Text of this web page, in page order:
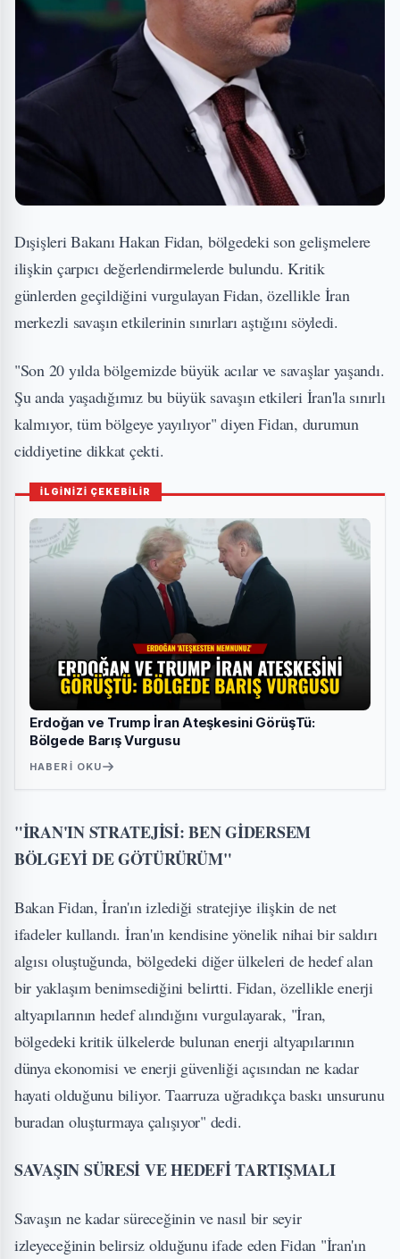
Dışişleri Bakanı Hakan Fidan, bölgedeki son gelişmelere
ilişkin çarpıcı değerlendirmelerde bulundu. Kritik
günlerden geçildiğini vurgulayan Fidan, özellikle İran
merkezli savaşın etkilerinin sınırları aştığını söyledi.
"Son 20 yılda bölgemizde büyük acılar ve savaşlar yaşandı.
Şu anda yaşadığımız bu büyük savaşın etkileri İran'la sınırlı
kalmıyor, tüm bölgeye yayılıyor" diyen Fidan, durumun
ciddiyetine dikkat çekti.
İLGİNİZİ ÇEKEBİLİR
Erdoğan ve Trump İran Ateşkesini GörüşTü:
Bölgede Barış Vurgusu
HABERI OKU
"İRAN'IN STRATEJİSİ: BEN GİDERSEM
BÖLGEYİ DE GÖTÜRÜRÜM"
Bakan Fidan, İran'ın izlediği stratejiye ilişkin de net
ifadeler kullandı. İran'ın kendisine yönelik nihai bir saldırı
algısı oluştuğunda, bölgedeki diğer ülkeleri de hedef alan
bir yaklaşım benimsediğini belirtti. Fidan, özellikle enerji
altyapılarının hedef alındığını vurgulayarak, "İran,
bölgedeki kritik ülkelerde bulunan enerji altyapılarının
dünya ekonomisi ve enerji güvenliği açısından ne kadar
hayati olduğunu biliyor. Taarruza uğradıkça baskı unsurunu
buradan oluşturmaya çalışıyor" dedi.
SAVAŞIN SÜRESİ VE HEDEFİ TARTIŞMALI
Savaşın ne kadar süreceğinin ve nasıl bir seyir
izleyeceğinin belirsiz olduğunu ifade eden Fidan "İran'ın